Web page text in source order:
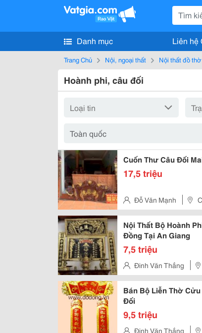
Danh mục Liên hệ
Trang Chủ Nội, ngoại thất Nội thất đồ
Hoành phi, câu đối
Cuốn Thư Câu Đối
17,5 triệu
Đỗ Văn Mạnh
Nam
Nội Thất Bộ Hoành
Đồng Tại An Giang
7,5 triệu
Đinh Văn Thắng
Duẩn- Hn
Bán Bộ Liễn Thờ
Đối
9,5 triệu
Đinh Văn Thắng